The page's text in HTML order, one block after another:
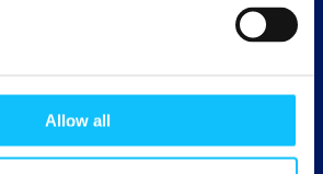
Allow all
000 eri tuotetta